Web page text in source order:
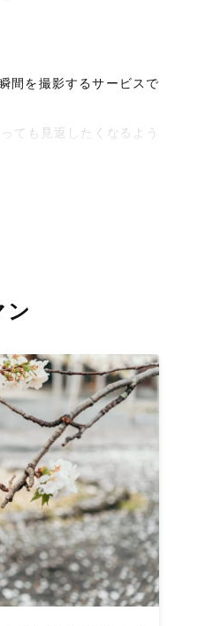
間を撮影するサービスで
ても見返したくなるよう
ご覧ください。
ン